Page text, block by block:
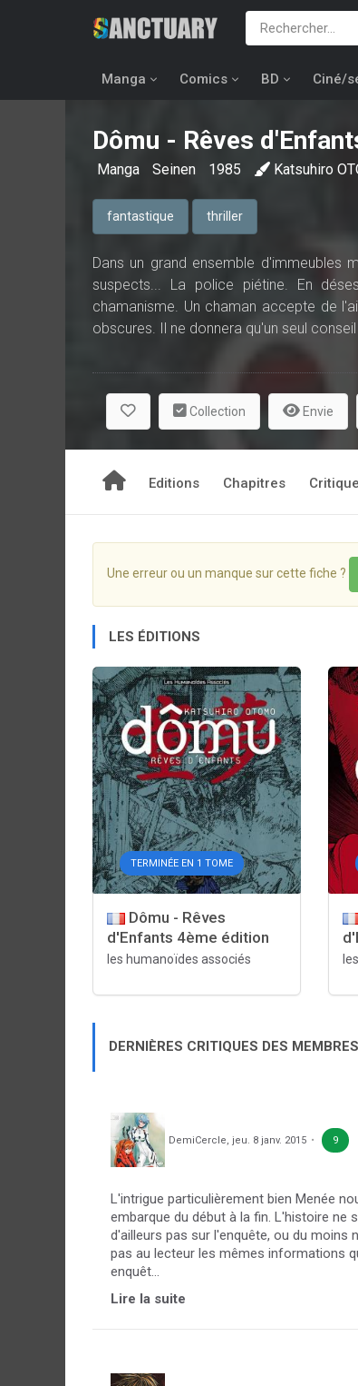
Manga Comics BD Ciné/
Dômu - Rêves
Manga Seinen 1985 Katsuhiro
fantastique thriller
Dans un grand ensemble d'immeubles
suspects... La police piétine. En
chamanisme. Un chaman accepte de
obscures. Il ne donnera qu'un seul
Collection Envie
Editions Chapitres
Une erreur ou un manque sur cette fiche ?
LES ÉDITIONS
TERMINÉE EN 1 TOME
Dômu - Rêves
d'Enfants 4ème édition
les humanoïdes associés
DERNIÈRES CRITIQUES DES MEMBRES
DemiCercle, jeu. 8 janv. 2015 9
L'intrigue particulièrement bien Menée
embarque du début à la fin. L'histoire ne
d'ailleurs pas sur l'enquête, ou du moins
pas au lecteur les mêmes informations
enquêt...
Lire la suite